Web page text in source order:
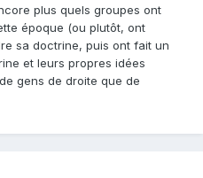
plus quels groupes ont
époque (ou plutôt, ont
sa doctrine, puis ont fait un
et leurs propres idées
gens de droite que de